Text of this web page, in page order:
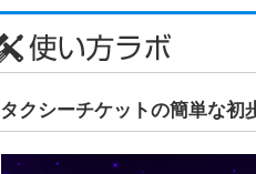
タクシーチケットの簡単な初